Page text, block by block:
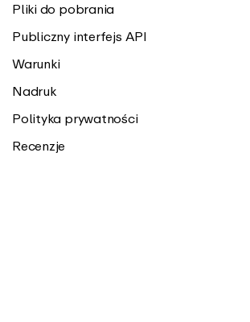
Pliki do pobrania
Publiczny interfejs API
Warunki
Nadruk
Polityka prywatności
Recenzje